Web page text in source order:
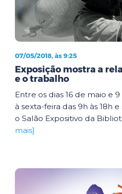
07/05/2018, às 9:25
Exposição mostra a
e o trabalho
Entre os dias 16 de maio e
à sexta-feira das 9h às 18h
o Salão Expositivo da
mais]